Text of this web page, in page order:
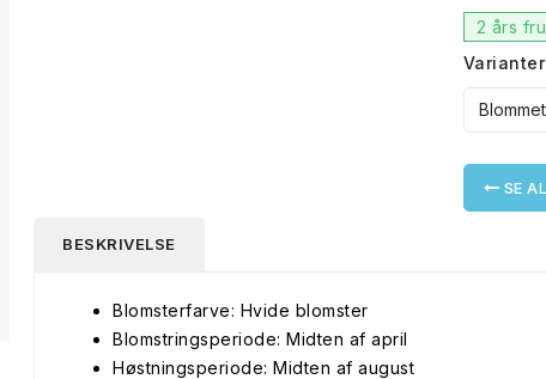
2 års
SE
BESKRIVELSE
Blomsterfarve: Hvide blomster
Blomstringsperiode: Midten af april
Høstningsperiode: Midten af august